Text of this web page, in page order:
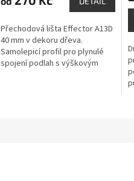
Přechodová lišta Effector A13D
40 mm v dekoru dřeva.
Samolepicí profil pro plynulé
spojení podlah s výškovým